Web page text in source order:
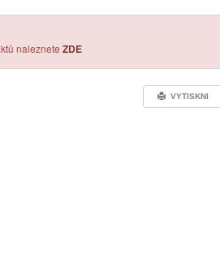
naleznete ZDE
VYTISKNI